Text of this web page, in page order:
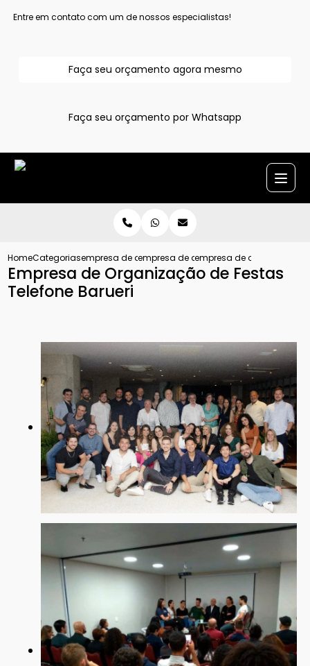
Entre em contato com um de nossos especialistas!
Faça seu orçamento agora mesmo
Faça seu orçamento por Whatsapp
HomeCategoriasempresa de assessoria de eventos
empresa de assessoria cerimonial em
empresa de organizacao
Empresa de Organização de Festas
Telefone Barueri